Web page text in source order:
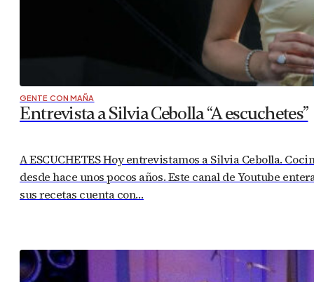
GENTE CON MAÑA
Entrevista a Silvia Cebolla “A escuchetes”
A ESCUCHETES Hoy entrevistamos a Silvia Cebolla.
desde hace unos pocos años. Este canal de Youtube
sus recetas cuenta con…